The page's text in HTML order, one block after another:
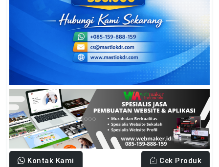
Kontak Kami Cek Produk